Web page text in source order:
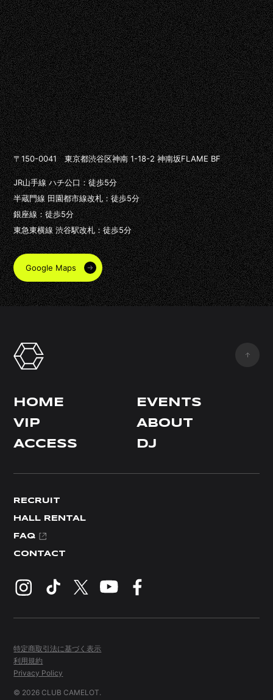
〒150-0041 東京都渋谷区神南 1-18-2 神南坂FLAME BF
JR山手線 ハチ公口：徒歩5分
半蔵門線 田園都市線改札：徒歩5分
銀座線：徒歩5分
東急東横線 渋谷駅改札：徒歩5分
Google Maps
HOME
EVENTS
VIP
ABOUT
ACCESS
DJ
RECRUIT
HALL RENTAL
FAQ
CONTACT
特定商取引法に基づく表示
利用規約
Privacy Policy
© 2026 CLUB CAMELOT.